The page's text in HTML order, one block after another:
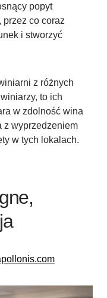
popyt
przez co coraz
i stworzyć
z różnych
to ich
w zdolność wina
z wyprzedzeniem
w tych lokalach.